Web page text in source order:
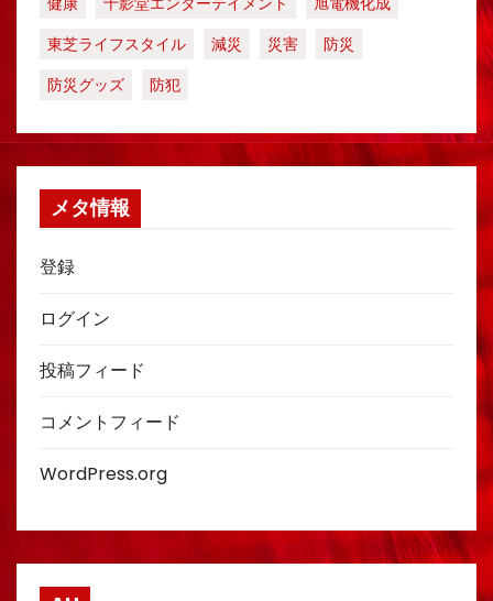
東芝ライフスタイル
減災 災害
防災
防災グッズ
防犯
メタ情報
登録
ログイン
投稿フィード
コメントフィード
WordPress.org